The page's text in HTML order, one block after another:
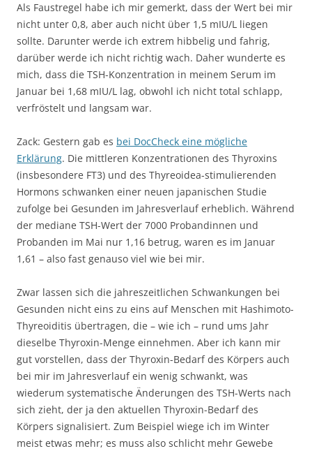
Als Faustregel habe ich mir gemerkt, dass der Wert bei mir
nicht unter 0,8, aber auch nicht über 1,5 mIU/L liegen
sollte. Darunter werde ich extrem hibbelig und fahrig,
darüber werde ich nicht richtig wach. Daher wunderte es
mich, dass die TSH-Konzentration in meinem Serum im
Januar bei 1,68 mIU/L lag, obwohl ich nicht total schlapp,
verfröstelt und langsam war.
Zack: Gestern gab es bei DocCheck eine mögliche
Erklärung. Die mittleren Konzentrationen des Thyroxins
(insbesondere FT3) und des Thyreoidea-stimulierenden
Hormons schwanken einer neuen japanischen Studie
zufolge bei Gesunden im Jahresverlauf erheblich. Während
der mediane TSH-Wert der 7000 Probandinnen und
Probanden im Mai nur 1,16 betrug, waren es im Januar
1,61 – also fast genauso viel wie bei mir.
Zwar lassen sich die jahreszeitlichen Schwankungen bei
Gesunden nicht eins zu eins auf Menschen mit Hashimoto-
Thyreoiditis übertragen, die – wie ich – rund ums Jahr
dieselbe Thyroxin-Menge einnehmen. Aber ich kann mir
gut vorstellen, dass der Thyroxin-Bedarf des Körpers auch
bei mir im Jahresverlauf ein wenig schwankt, was
wiederum systematische Änderungen des TSH-Werts nach
sich zieht, der ja den aktuellen Thyroxin-Bedarf des
Körpers signalisiert. Zum Beispiel wiege ich im Winter
meist etwas mehr; es muss also schlicht mehr Gewebe